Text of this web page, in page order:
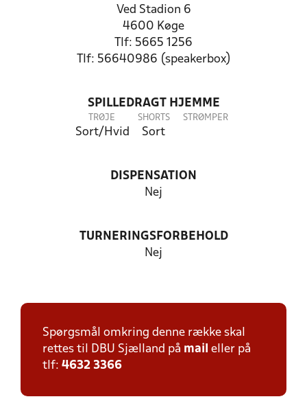
Ved Stadion 6
4600 Køge
Tlf: 5665 1256
Tlf: 56640986 (speakerbox)
SPILLEDRAGT HJEMME
TRØJE
Sort/Hvid
SHORTS
Sort
STRØMPER
DISPENSATION
Nej
TURNERINGSFORBEHOLD
Nej
Spørgsmål omkring denne række skal
rettes til DBU Sjælland på mail eller på
tlf: 4632 3366